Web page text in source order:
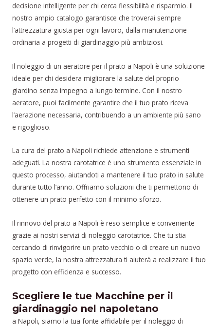
decisione intelligente per chi cerca flessibilità e risparmio. Il
nostro ampio catalogo garantisce che troverai sempre
l’attrezzatura giusta per ogni lavoro, dalla manutenzione
ordinaria a progetti di giardinaggio più ambiziosi.
Il noleggio di un aeratore per il prato a Napoli è una soluzione
ideale per chi desidera migliorare la salute del proprio
giardino senza impegno a lungo termine. Con il nostro
aeratore, puoi facilmente garantire che il tuo prato riceva
l’aerazione necessaria, contribuendo a un ambiente più sano
e rigoglioso.
La cura del prato a Napoli richiede attenzione e strumenti
adeguati. La nostra carotatrice è uno strumento essenziale in
questo processo, aiutandoti a mantenere il tuo prato in salute
durante tutto l’anno. Offriamo soluzioni che ti permettono di
ottenere un prato perfetto con il minimo sforzo.
Il rinnovo del prato a Napoli è reso semplice e conveniente
grazie ai nostri servizi di noleggio carotatrice. Che tu stia
cercando di rinvigorire un prato vecchio o di creare un nuovo
spazio verde, la nostra attrezzatura ti aiuterà a realizzare il tuo
progetto con efficienza e successo.
Scegliere le tue Macchine per il
giardinaggio nel napoletano
a Napoli, siamo la tua fonte affidabile per il noleggio di